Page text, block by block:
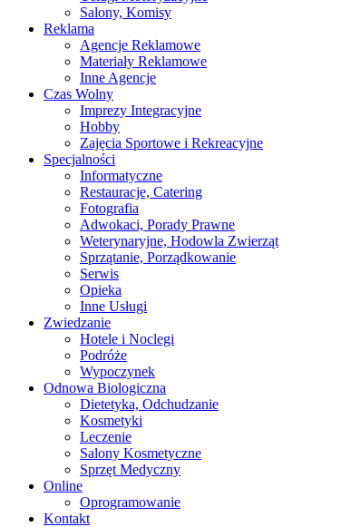
Salony, Komisy
Reklama
Agencje Reklamowe
Materiały Reklamowe
Inne Agencje
Czas Wolny
Imprezy Integracyjne
Hobby
Zajęcia Sportowe i Rekreacyjne
Specjalności
Informatyczne
Restauracje, Catering
Fotografia
Adwokaci, Porady Prawne
Weterynaryjne, Hodowla Zwierząt
Sprzątanie, Porządkowanie
Serwis
Opieka
Inne Usługi
Zwiedzanie
Hotele i Noclegi
Podróże
Wypoczynek
Odnowa Biologiczna
Dietetyka, Odchudzanie
Kosmetyki
Leczenie
Salony Kosmetyczne
Sprzęt Medyczny
Online
Oprogramowanie
Kontakt